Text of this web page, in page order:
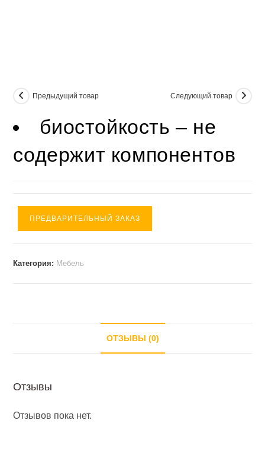
Предыдущий товар Следующий товар
биостойкость – не
содержит компонентов
ПРЕДВАРИТЕЛЬНЫЙ ЗАКАЗ
Категория: Мебель
ОТЗЫВЫ (0)
Отзывы
Отзывов пока нет.